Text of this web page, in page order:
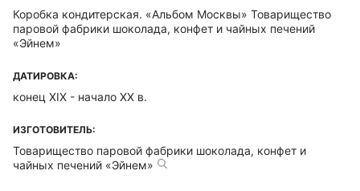
Коробка кондитерская. «Альбом Москвы» Товарищество
паровой фабрики шоколада, конфет и чайных печений
«Эйнем»
ДАТИРОВКА:
конец XIX - начало XX в.
ИЗГОТОВИТЕЛЬ:
Товарищество паровой фабрики шоколада, конфет и
чайных печений «Эйнем»